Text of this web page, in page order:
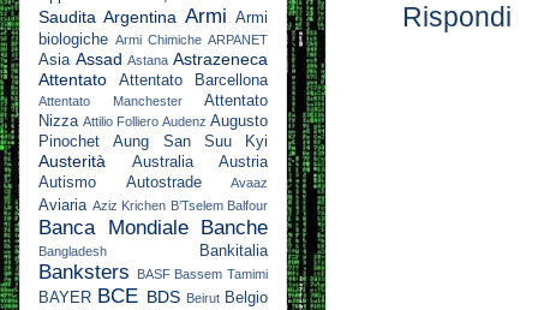
Rispondi
Saudita Argentina Armi Armi
biologiche Armi Chimiche ARPANET
Asia Assad Astana Astrazeneca
Attentato
Attentato Barcellona
Attentato Manchester
Attentato
Nizza Attilio Folliero Audenz Augusto
Pinochet
Aung San Suu Kyi
Austerità Australia
Austria
Autismo
Autostrade Avaaz
Aviaria Aziz Krichen B’Tselem Balfour
Banca Mondiale Banche
Bangladesh Bankitalia
Banksters BASF Bassem Tamimi
BAYER BCE BDS Beirut Belgio